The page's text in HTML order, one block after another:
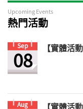
Upcoming Events
熱門活動
Sep
08 【實體活
Aug
【實體活